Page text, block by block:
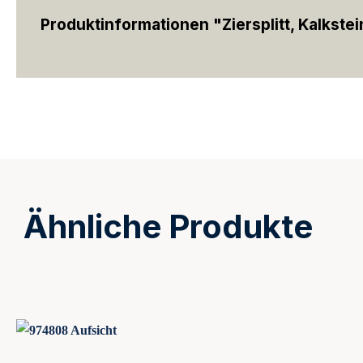
Produktinformationen "Ziersplitt,
Ähnliche Produkte
Produktgalerie überspringen